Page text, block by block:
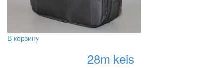
В корзину
28m keis